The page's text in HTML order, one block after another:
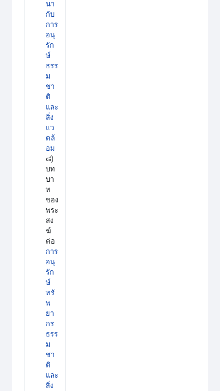
นา
กับ
การ
อนุ
รัก
ษ์
ธรร
ม
ชา
ติ
และ
สิ่ง
แว
ดล้
อม
๘)
บท
บา
ท
ของ
พระ
สง
ฆ์
ต่อ
การ
อนุ
รัก
ษ์
ทรั
พ
ยา
กร
ธรร
ม
ชา
ติ
และ
สิ่ง